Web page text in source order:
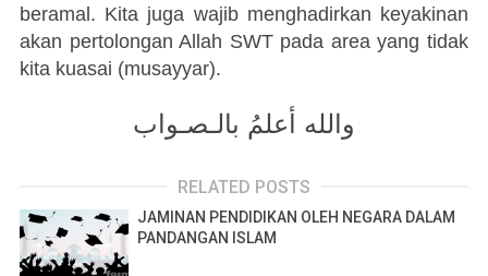
beramal. Kita juga wajib menghadirkan keyakinan
akan pertolongan Allah SWT pada area yang tidak
kita kuasai (musayyar).
والله أعلمُ بالـصـواب
RELATED POSTS
JAMINAN PENDIDIKAN OLEH NEGARA DALAM
PANDANGAN ISLAM